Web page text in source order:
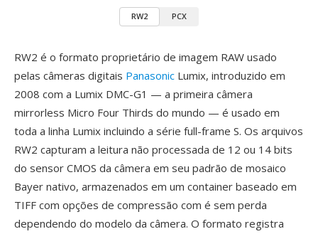
RW2 PCX
RW2 é o formato proprietário de imagem RAW usado
pelas câmeras digitais Panasonic Lumix, introduzido em
2008 com a Lumix DMC-G1 — a primeira câmera
mirrorless Micro Four Thirds do mundo — é usado em
toda a linha Lumix incluindo a série full-frame S. Os arquivos
RW2 capturam a leitura não processada de 12 ou 14 bits
do sensor CMOS da câmera em seu padrão de mosaico
Bayer nativo, armazenados em um container baseado em
TIFF com opções de compressão com é sem perda
dependendo do modelo da câmera. O formato registra